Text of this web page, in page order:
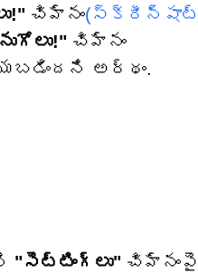
చిహ్నం
చిహ్నం
అర్థం.
"సెట్టింగ్‌లు" చిహ్నంపై